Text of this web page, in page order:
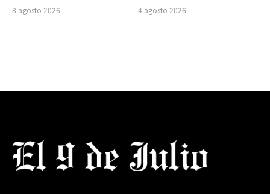
8 agosto 2026 4 agosto 2026